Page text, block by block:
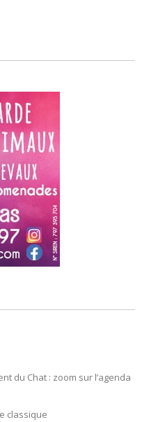
du Chat : zoom sur l’agenda
classique